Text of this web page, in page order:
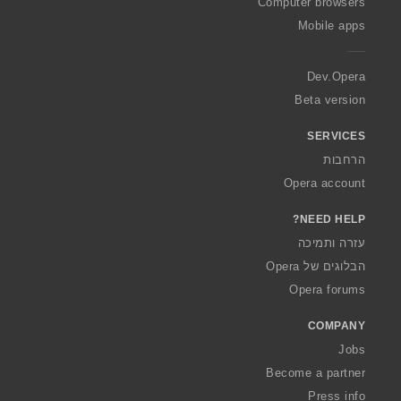
a
Mobile apps
Dev.Opera
Beta version
SERVICES
הרחבות
Opera account
NEED HELP?
עזרה ותמיכה
הבלוגים של Opera
Opera forums
COMPANY
Jobs
Become a partner
Press info